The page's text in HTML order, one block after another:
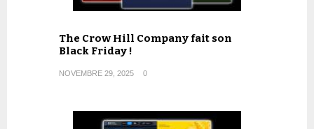
The Crow Hill Company fait son
Black Friday !
NOVEMBRE 29, 2025 0